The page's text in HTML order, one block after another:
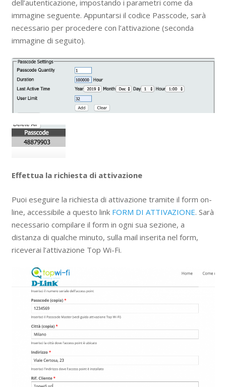
dell’autenticazione, impostando i parametri come da
immagine seguente. Appuntarsi il codice Passcode, sarà
necessario per procedere con l’attivazione (seconda
immagine di seguito).
Effettua la richiesta di attivazione
Puoi eseguire la richiesta di attivazione tramite il form on-
line, accessibile a questo link FORM DI ATTIVAZIONE. Sarà
necessario compilare il form in ogni sua sezione, a
distanza di qualche minuto, sulla mail inserita nel form,
riceverai l’attivazione Top Wi-Fi.